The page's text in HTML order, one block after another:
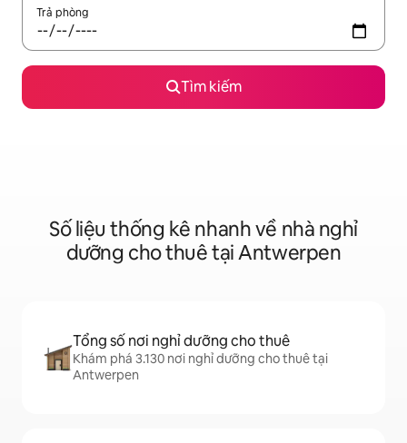
Trả phòng
Tìm kiếm
Số liệu thống kê nhanh về nhà nghỉ
dưỡng cho thuê tại Antwerpen
Tổng số nơi nghỉ dưỡng cho thuê
Khám phá 3.130 nơi nghỉ dưỡng cho thuê tại
Antwerpen